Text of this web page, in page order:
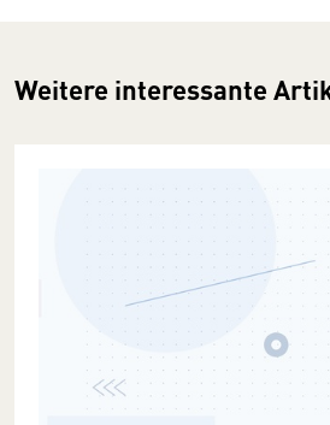
Weitere interessante